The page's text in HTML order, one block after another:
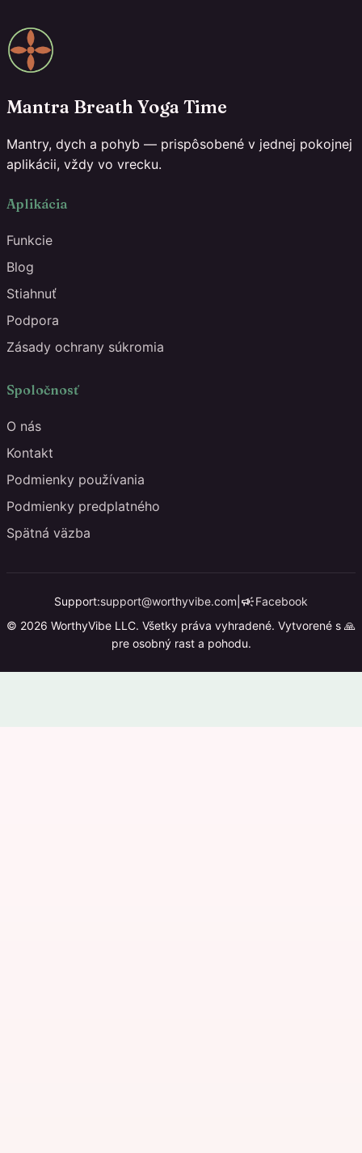
Mantra Breath Yoga Time
Mantry, dych a pohyb — prispôsobené v jednej pokojnej
aplikácii, vždy vo vrecku.
Aplikácia
Funkcie
Blog
Stiahnuť
Podpora
Zásady ochrany súkromia
Spoločnosť
O nás
Kontakt
Podmienky používania
Podmienky predplatného
Spätná väzba
Support:support@worthyvibe.com campaignFacebook
© 2026 WorthyVibe LLC. Všetky práva vyhradené. Vytvorené s 🙏
pre osobný rast a pohodu.